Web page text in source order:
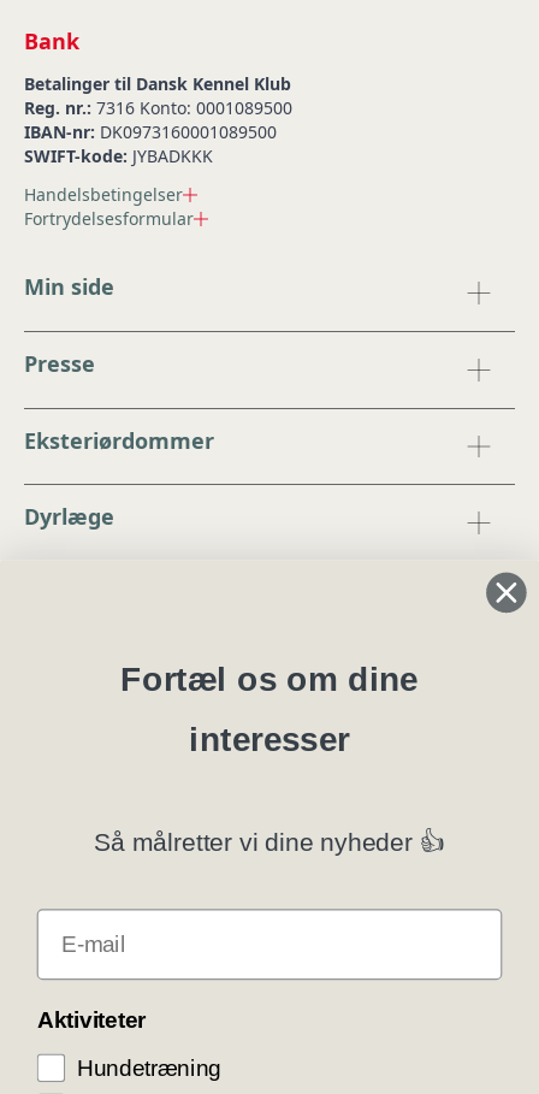
Vi bruger cookies til teknisk funktionalitet samt
Bank
Betalinger til Dansk Kennel Klub
Reg. nr.: 7316 Konto: 0001089500
IBAN-nr: DK0973160001089500
SWIFT-kode: JYBADKKK
Handelsbetingelser
Fortrydelsesformular
Min side
Presse
Eksteriørdommer
Dyrlæge
Blanketter
Privatlivspolitik
Få rabat som DKK medlem
Fortæl os om dine
interesser
Så målretter vi dine nyheder 👍
E-mail
Aktiviteter
Hundetræning